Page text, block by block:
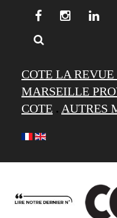
COTE LA
MARSEILLE
COTE . AUTRES